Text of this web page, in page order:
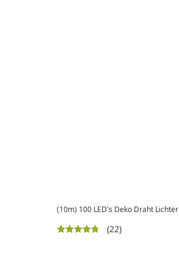
(10m) 100 LED's Deko Draht
(22)